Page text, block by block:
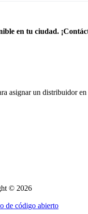
en tu ciudad.
asignar un distribuidor
© 2026
de código abierto